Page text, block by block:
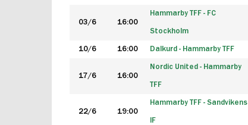
03/6 16:00
Hammarby TFF - FC
Stockholm
10/6 16:00 Dalkurd - Hammarby TFF
17/6 16:00
Nordic United - Hammarby
TFF
22/6 19:00
Hammarby TFF - Sandvikens
IF